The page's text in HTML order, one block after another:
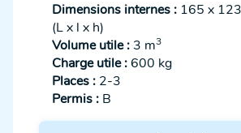
Dimensions internes : 165 x
(L x l x h)
Volume utile : 3 m3
Charge utile :600 kg
Places : 2-3
Permis : B